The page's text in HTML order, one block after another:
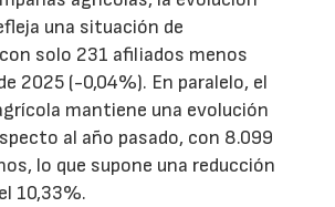
una situación de
solo 231 afiliados menos
2025 (-0,04%). En paralelo, el
mantiene una evolución
al año pasado, con 8.099
lo que supone una reducción
10,33%.